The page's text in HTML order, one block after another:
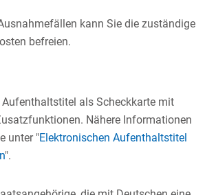
kann Sie die zuständige
befreien.
Aufenthaltstitel als Scheckkarte mit
Nähere Informationen
unter "Elektronischen Aufenthaltstitel
".